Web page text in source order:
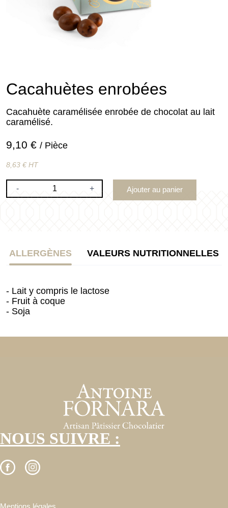
Cacahuètes enrobées
Cacahuète caramélisée enrobée de chocolat au lait
caramélisé.
9,10 € / Pièce
8,63 € HT
- + Ajouter au panier
ALLERGÈNES VALEURS NUTRITIONNELLES
- Lait y compris le lactose
- Fruit à coque
- Soja
NOUS SUIVRE :